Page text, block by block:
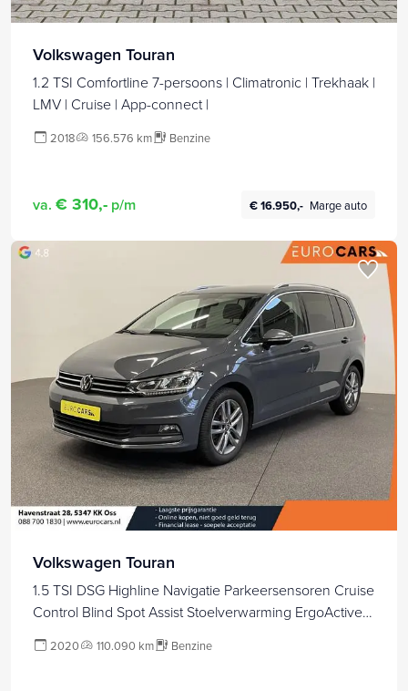
Volkswagen Touran
1.2 TSI Comfortline 7-persoons | Climatronic | Trekhaak |
LMV | Cruise | App-connect |
2018 156.576 km Benzine
va. € 310,- p/m € 16.950,- Marge auto
Volkswagen Touran
1.5 TSI DSG Highline Navigatie Parkeersensoren Cruise
Control Blind Spot Assist Stoelverwarming ErgoActive
2020 110.090 km Benzine